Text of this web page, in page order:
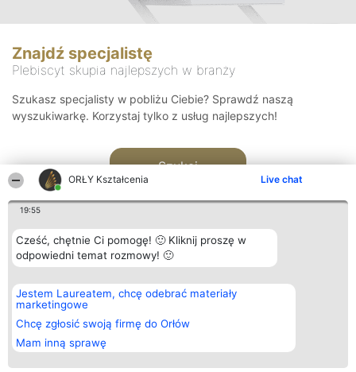
ORŁY Kształcenia Live chat
19:55
Cześć, chętnie Ci pomogę! 🙂 Kliknij proszę w
odpowiedni temat rozmowy! 🙂
Jestem Laureatem, chcę odebrać materiały
marketingowe
Chcę zgłosić swoją firmę do Orłów
Mam inną sprawę
Znajdź specjalistę
Plebiscyt skupia najlepszych w branży
Szukasz specjalisty w pobliżu Ciebie? Sprawdź naszą
wyszukiwarkę. Korzystaj tylko z usług najlepszych!
Szukaj
Organizator plebiscytu
Bright Side Solutions sp. z o.
o. sp. k.
ul. Ruska 22
Wrocław 50-079
KRS 0000749100 | Regon
381313360 | NIP 8943132676
Plebiscyt
Laureaci
wszystkich
Laureatów
Regulamin
Kontakt
Kontakt